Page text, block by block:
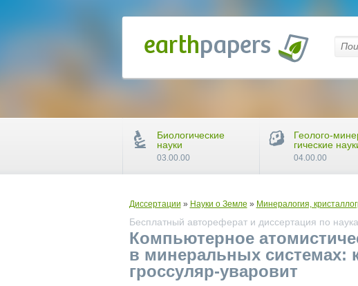
Диссертации » Науки о Земле » Минералогия,
Бесплатный автореферат и диссертация по
Компьютерное
в минеральных системах:
гроссуляр-уваровит
Биологические
науки
03.00.00
Геолого-
гические
04.00.00